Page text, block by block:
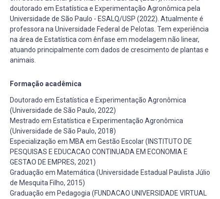
doutorado em Estatística e Experimentação Agronômica pela
Universidade de São Paulo - ESALQ/USP (2022). Atualmente é
professora na Universidade Federal de Pelotas. Tem experiência
na área de Estatística com ênfase em modelagem não linear,
atuando principalmente com dados de crescimento de plantas e
animais.
Formação acadêmica
Doutorado em Estatística e Experimentação Agronômica
(Universidade de São Paulo, 2022)
Mestrado em Estatística e Experimentação Agronômica
(Universidade de São Paulo, 2018)
Especialização em MBA em Gestão Escolar (INSTITUTO DE
PESQUISAS E EDUCACAO CONTINUADA EM ECONOMIA E
GESTAO DE EMPRES, 2021)
Graduação em Matemática (Universidade Estadual Paulista Júlio
de Mesquita Filho, 2015)
Graduação em Pedagogia (FUNDACAO UNIVERSIDADE VIRTUAL